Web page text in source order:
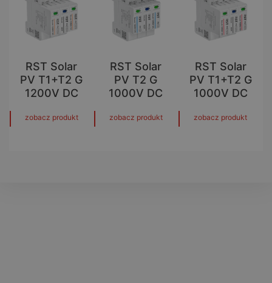
RST Solar
PV T1+T2 G
1200V DC
zobacz produkt
RST Solar
PV T2 G
1000V DC
zobacz produkt
RST Solar
PV T1+T2 G
1000V DC
zobacz produkt